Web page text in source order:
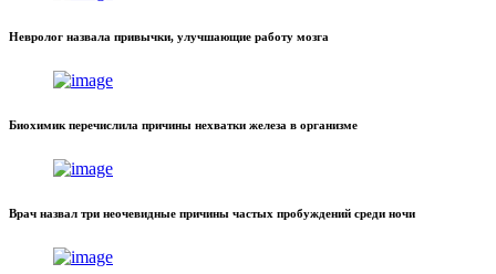
Невролог назвала привычки, улучшающие работу мозга
Биохимик перечислила причины нехватки железа в организме
Врач назвал три неочевидные причины частых пробуждений среди ночи